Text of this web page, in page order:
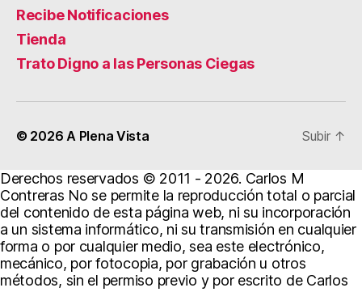
Recibe Notificaciones
Tienda
Trato Digno a las Personas Ciegas
© 2026 A Plena Vista Subir ↑
Derechos reservados © 2011 - 2026. Carlos M
Contreras No se permite la reproducción total o parcial
del contenido de esta página web, ni su incorporación
a un sistema informático, ni su transmisión en cualquier
forma o por cualquier medio, sea este electrónico,
mecánico, por fotocopia, por grabación u otros
métodos, sin el permiso previo y por escrito de Carlos